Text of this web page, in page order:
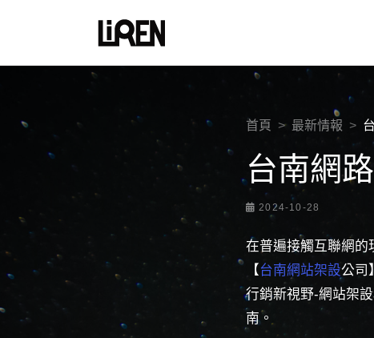
首頁 最新情報
台南網
2024-10-28
在普遍接觸互聯網的
【台南網站架設公司
行銷新視野-網站架
南。